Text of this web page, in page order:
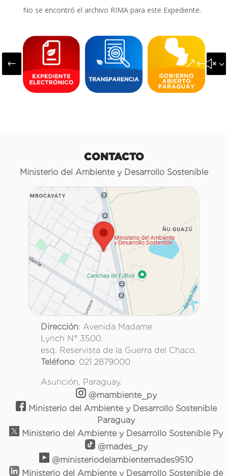
No se encontró el archivo RIMA para este Expediente.
#
CONTACTO
Ministerio del Ambiente y Desarrollo Sostenible
Dirección: Avenida Madame
Lynch N° 3500.
esq. Reservista de la Guerra del Chaco.
Teléfono: 021 2879000
Asunción, Paraguay.
@mambiente_py
Ministerio del Ambiente y Desarrollo Sostenible
Paraguay
Ministerio del Ambiente y Desarrollo Sostenible Py
@mades_py
@ministeriodelambientemades9510
Ministerio del Ambiente y Desarrollo Sostenible de